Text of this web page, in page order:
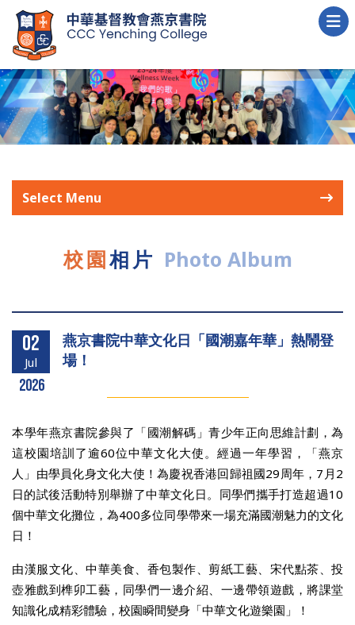
Select Menu
校園相片 Photo Album
02
Jul
2026
燕京書院中華文化日「國潮嘉年華」熱鬧登
場！
本學年燕京書院參與了「國潮解碼」青少年正向思維計劃，為
這校園培訓了逾60位中華文化大使。經過一年學習，「燕京
人」由學員化身文化大使！為慶祝香港回歸祖國29周年，7月2
日的試後活動特別舉辦了中華文化日。同學們攜手打造超過10
個中華文化攤位，為400多位同學帶來一場充滿國潮魅力的文化
日！
由漢服文化、中華美食、香包製作、剪紙工藝、宋代點茶、投
壺雅戲到榫卯工藝，同學們一邊介紹、一邊帶領遊戲，將課堂
知識化成精彩體驗，校園瞬間變身「中華文化遊樂園」！